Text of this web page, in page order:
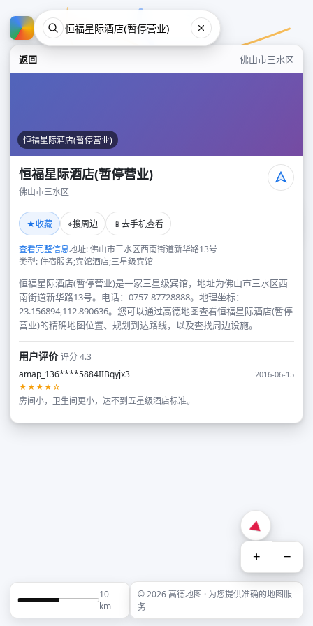
返回 佛山市三水区
恒福星际酒店(暂停营业)
恒福星际酒店(暂停营业)
佛山市三水区
★收藏 ⌖搜周边 📱 去手机查看
查看完整信息地址: 佛山市三水区西南街道新华路13号
类型: 住宿服务;宾馆酒店;三星级宾馆
恒福星际酒店(暂停营业)是一家三星级宾馆，地址为佛山市三水区西
南街道新华路13号。电话：0757-87728888。地理坐标：
23.156894,112.890636。您可以通过高德地图查看恒福星际酒店(暂停
营业)的精确地图位置、规划到达路线，以及查找周边设施。
用户评价评分 4.3
amap_136****5884IIBqyjx3
2016-06-15
★★★★☆
房间小，卫生间更小，达不到五星级酒店标准。
+ −
10
km
© 2026 高德地图 · 为您提供准确的地图服
务